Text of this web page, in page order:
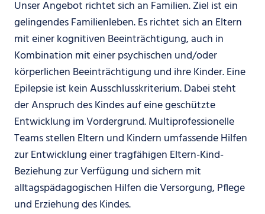
Unser Angebot richtet sich an Familien. Ziel ist ein
gelingendes Familienleben. Es richtet sich an Eltern
mit einer kognitiven Beeinträchtigung, auch in
Kombination mit einer psychischen und/oder
körperlichen Beeinträchtigung und ihre Kinder. Eine
Epilepsie ist kein Ausschlusskriterium. Dabei steht
der Anspruch des Kindes auf eine geschützte
Entwicklung im Vordergrund. Multiprofessionelle
Teams stellen Eltern und Kindern umfassende Hilfen
zur Entwicklung einer tragfähigen Eltern-Kind-
Beziehung zur Verfügung und sichern mit
alltagspädagogischen Hilfen die Versorgung, Pflege
und Erziehung des Kindes.